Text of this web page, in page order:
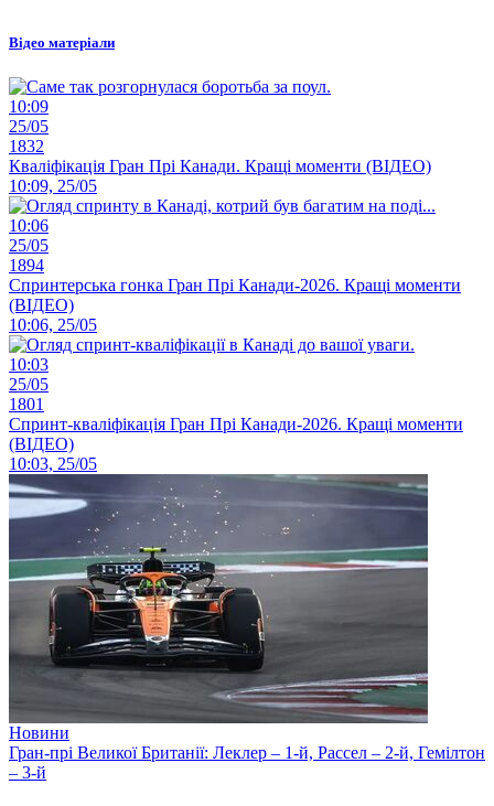
Відео матеріали
10:09
25/05
1832
Кваліфікація Гран Прі Канади. Кращі моменти (ВІДЕО)
10:09, 25/05
10:06
25/05
1894
Спринтерська гонка Гран Прі Канади-2026. Кращі моменти
(ВІДЕО)
10:06, 25/05
10:03
25/05
1801
Спринт-кваліфікація Гран Прі Канади-2026. Кращі моменти
(ВІДЕО)
10:03, 25/05
Новини
Гран-прі Великої Британії: Леклер – 1-й, Рассел – 2-й, Гемілтон
– 3-й